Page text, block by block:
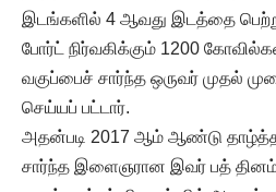
இடங்களில் 4 ஆவது இடத்தை
போர்ட் நிர்வகிக்கும் 1200
வகுப்பைச் சார்ந்த ஒருவர் முதல்
செய்யப் பட்டார்.
அதன்படி 2017 ஆம் ஆண்டு
சார்ந்த இளைஞரான இவர் பத்